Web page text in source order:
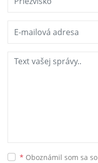
* Oboznámil som sa so